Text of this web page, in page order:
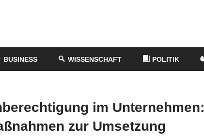
BUSINESS WISSENSCHAFT POLITIK
im Unternehmen:
zur Umsetzung